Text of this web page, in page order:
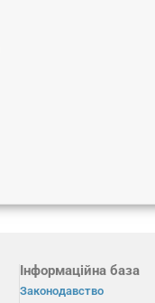
Інформаційна база
Законодавство